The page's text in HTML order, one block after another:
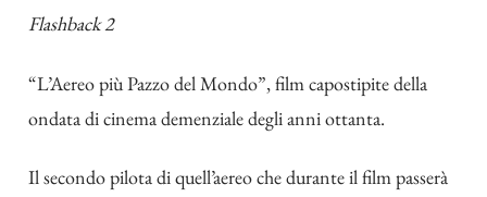
Flashback 2
“L’Aereo più Pazzo del Mondo”, film capostipite della
ondata di cinema demenziale degli anni ottanta.
Il secondo pilota di quell’aereo che durante il film passerà